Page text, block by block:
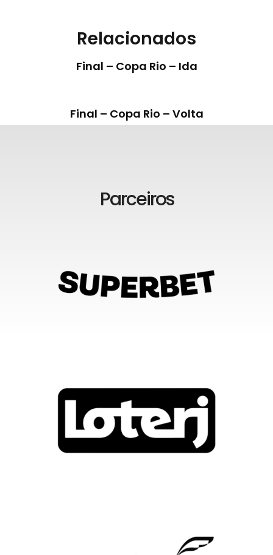
Relacionados
Final – Copa Rio – Ida
Final – Copa Rio – Volta
Parceiros